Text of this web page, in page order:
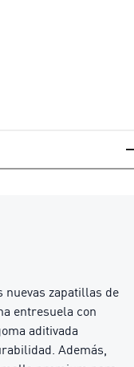
nuevas zapatillas de
entresuela con
aditivada
Además,